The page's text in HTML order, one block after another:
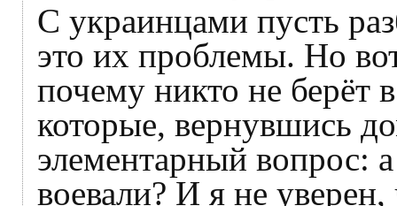
С украинцами пусть
это их проблемы. Но
почему никто не берёт
которые, вернувшись
элементарный вопрос:
воевали? И я не